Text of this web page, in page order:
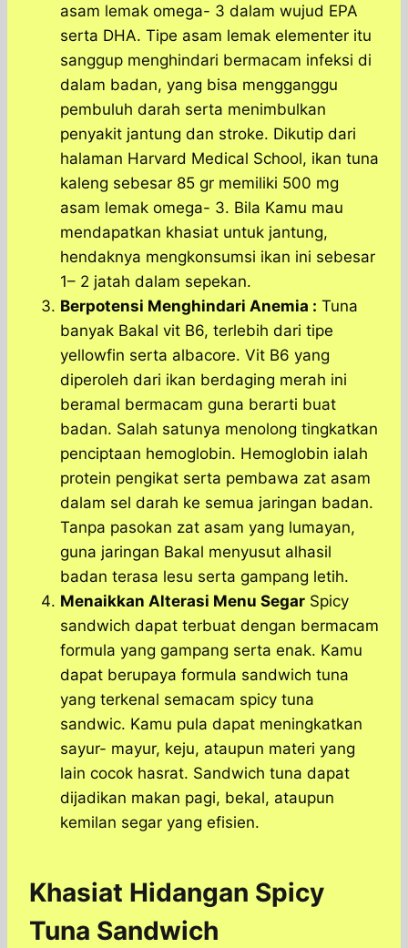
asam lemak omega- 3 dalam wujud EPA
serta DHA. Tipe asam lemak elementer itu
sanggup menghindari bermacam infeksi di
dalam badan, yang bisa mengganggu
pembuluh darah serta menimbulkan
penyakit jantung dan stroke. Dikutip dari
halaman Harvard Medical School, ikan tuna
kaleng sebesar 85 gr memiliki 500 mg
asam lemak omega- 3. Bila Kamu mau
mendapatkan khasiat untuk jantung,
hendaknya mengkonsumsi ikan ini sebesar
1– 2 jatah dalam sepekan.
Berpotensi Menghindari Anemia : Tuna
banyak Bakal vit B6, terlebih dari tipe
yellowfin serta albacore. Vit B6 yang
diperoleh dari ikan berdaging merah ini
beramal bermacam guna berarti buat
badan. Salah satunya menolong tingkatkan
penciptaan hemoglobin. Hemoglobin ialah
protein pengikat serta pembawa zat asam
dalam sel darah ke semua jaringan badan.
Tanpa pasokan zat asam yang lumayan,
guna jaringan Bakal menyusut alhasil
badan terasa lesu serta gampang letih.
Menaikkan Alterasi Menu Segar Spicy
sandwich dapat terbuat dengan bermacam
formula yang gampang serta enak. Kamu
dapat berupaya formula sandwich tuna
yang terkenal semacam spicy tuna
sandwic. Kamu pula dapat meningkatkan
sayur- mayur, keju, ataupun materi yang
lain cocok hasrat. Sandwich tuna dapat
dijadikan makan pagi, bekal, ataupun
kemilan segar yang efisien.
Khasiat Hidangan Spicy
Tuna Sandwich